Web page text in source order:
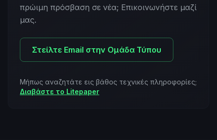
πρώιμη πρόσβαση σε νέα; Επικοινωνήστε μαζί
μας.
Στείλτε Email στην Ομάδα Τύπου
Μήπως αναζητάτε εις βάθος τεχνικές πληροφορίες;
Διαβάστε το Litepaper